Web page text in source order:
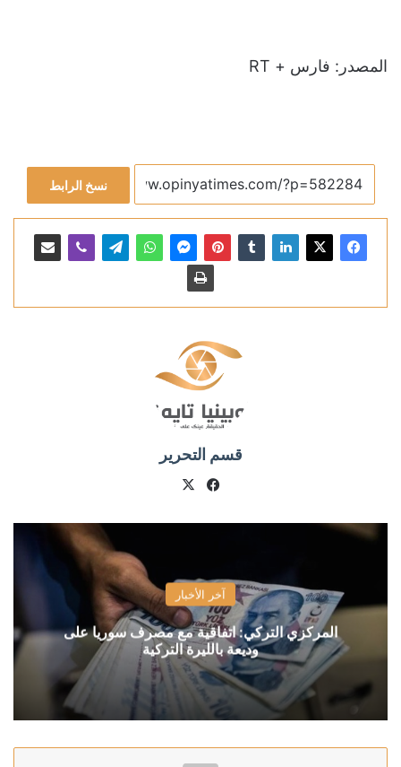
المصدر: فارس + RT
نسخ الرابط
قسم التحرير
فيسبوك
آخر الأخبار
المركزي التركي: اتفاقية مع مصرف سوريا على
وديعة بالليرة التركية